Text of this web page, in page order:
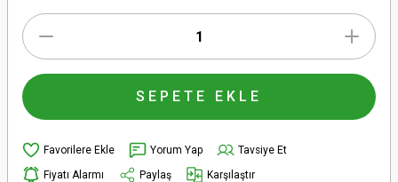
SEPETE EKLE
Yorum Yap
Tavsiye Et
Fiyatı Alarmı
Paylaş Karşılaştır